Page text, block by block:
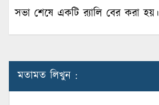
সভা শেষে একটি র‌্যালি বের করা হয়।
মতামত লিখুন :